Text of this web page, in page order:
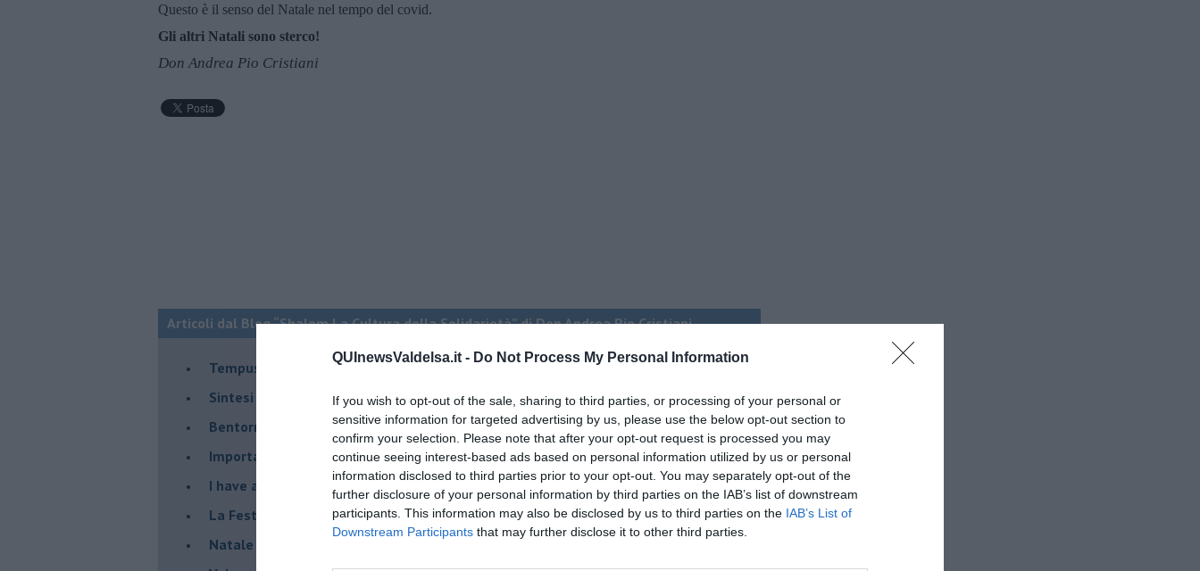
QUInewsValdelsa.it - Do Not Process My Personal Information
If you wish to opt-out of the sale, sharing to third parties, or processing of your personal or
sensitive information for targeted advertising by us, please use the below opt-out section to
confirm your selection. Please note that after your opt-out request is processed you may
continue seeing interest-based ads based on personal information utilized by us or personal
information disclosed to third parties prior to your opt-out. You may separately opt-out of the
further disclosure of your personal information by third parties on the IAB’s list of downstream
participants. This information may also be disclosed by us to third parties on the IAB’s List of
Downstream Participants that may further disclose it to other third parties.
Questo è il senso del Natale nel tempo del covid.
Gli altri Natali sono sterco!
Don Andrea Pio Cristiani
Articoli dal Blog “Shalom La Cultura della Solidarietà” di Don Andrea Pio Cristiani
​Tempus fugit
​Sintesi di un viaggio nel mondo dell'odio
Bentornato Presidente...
Importante è distrarre
​I have a Dream
La Festa della Mondialità
Natale e covid 19